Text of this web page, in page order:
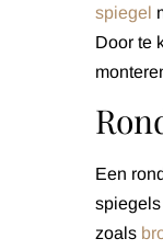
spiegel
Door te
Een
zoals